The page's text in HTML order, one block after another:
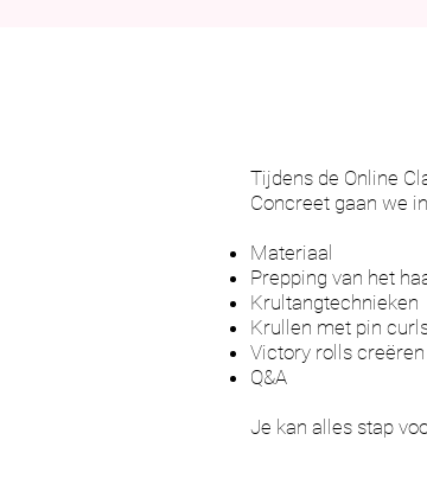
Tijdens de Online
Concreet gaan we
Materiaal
Prepping van het
Krultangtechnieken
Krullen met pin
Victory rolls
Q&A
Je kan alles stap